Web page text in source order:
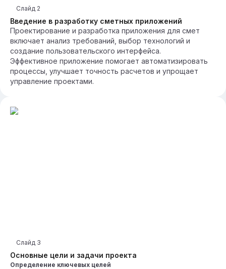
Введение в разработку сметных приложений
Слайд 2
Проектирование и разработка приложения для смет
включает анализ требований, выбор технологий и
создание пользовательского интерфейса.
Эффективное приложение помогает автоматизировать
процессы, улучшает точность расчетов и упрощает
управление проектами.
Основные цели и задачи проекта
Слайд 3
Определение ключевых целей